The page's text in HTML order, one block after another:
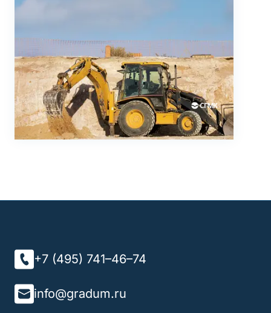
+7 (495) 741–46–74
info@gradum.ru